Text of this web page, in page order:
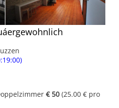
€ 50 (25.00 € pro